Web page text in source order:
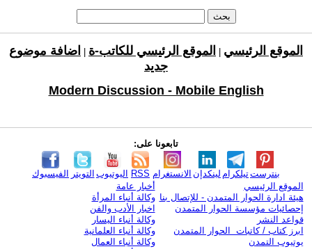
الموقع الرئيسي الموقع الرئيسي للكاتب-ة
اضافة موضوع
جديد
Modern Discussion - Mobile English
تابعونا على:
الفيسبوك التويتر اليوتيوب RSS الانستغرام لينكدإن تيلكرامبنترست
الموقع الرئيسي
هيئة ادارة الحوار المتمدن - للإتصال بنا
إحصائيات مؤسسة الحوار المتمدن
قواعد النشر
ابرز كتاب / كاتبات الحوار المتمدن
يوتيوب التمدن
أخبار عامة
وكالة أنباء المرأة
اخبار الأدب والفن
وكالة أنباء اليسار
وكالة أنباء العلمانية
وكالة أنباء العمال